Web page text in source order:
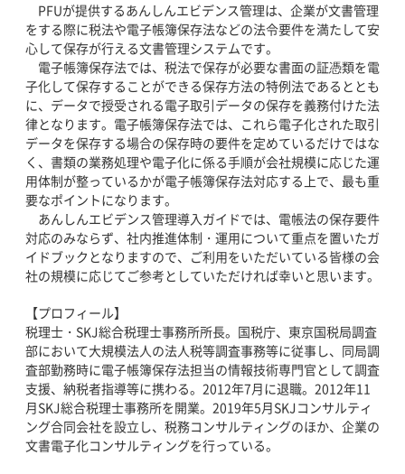
PFUが提供するあんしんエビデンス管理は、企業が文書管理
をする際に税法や電子帳簿保存法などの法令要件を満たして安
心して保存が行える文書管理システムです。
電子帳簿保存法では、税法で保存が必要な書面の証憑類を電
子化して保存することができる保存方法の特例法であるととも
に、データで授受される電子取引データの保存を義務付けた法
律となります。電子帳簿保存法では、これら電子化された取引
データを保存する場合の保存時の要件を定めているだけではな
く、書類の業務処理や電子化に係る手順が会社規模に応じた運
用体制が整っているかが電子帳簿保存法対応する上で、最も重
要なポイントになります。
あんしんエビデンス管理導入ガイドでは、電帳法の保存要件
対応のみならず、社内推進体制・運用について重点を置いたガ
イドブックとなりますので、ご利用をいただいている皆様の会
社の規模に応じてご参考としていただければ幸いと思います。
【プロフィール】
税理士・SKJ総合税理士事務所所長。国税庁、東京国税局調査
部において大規模法人の法人税等調査事務等に従事し、同局調
査部勤務時に電子帳簿保存法担当の情報技術専門官として調査
支援、納税者指導等に携わる。2012年7月に退職。2012年11
月SKJ総合税理士事務所を開業。2019年5月SKJコンサルティ
ング合同会社を設立し、税務コンサルティングのほか、企業の
文書電子化コンサルティングを行っている。